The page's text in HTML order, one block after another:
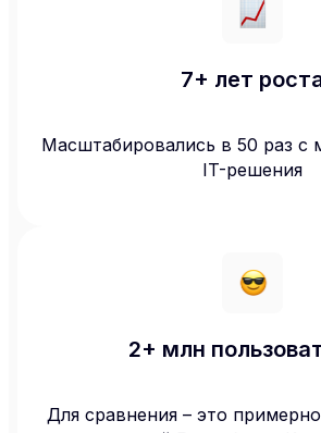
7+ лет
Масштабировались в 50 раз с
IT-решения
2+ млн
Для сравнения – это